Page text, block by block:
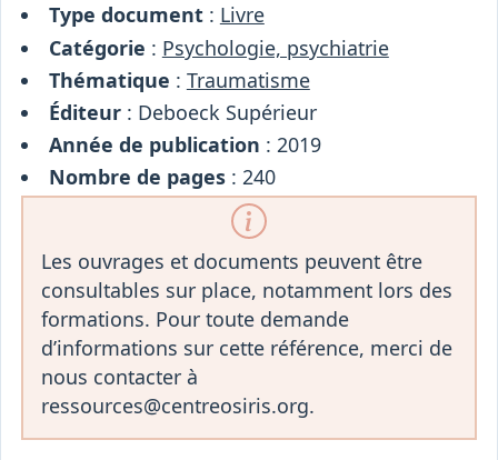
Type document: Livre
Catégorie : Psychologie, psychiatrie
Thématique : Traumatisme
Éditeur: Deboeck Supérieur
Année de publication : 2019
Nombre de pages: 240
Les ouvrages et documents peuvent être
consultables sur place, notamment lors des
formations. Pour toute demande
d’informations sur cette référence, merci de
nous contacter à
ressources@centreosiris.org.